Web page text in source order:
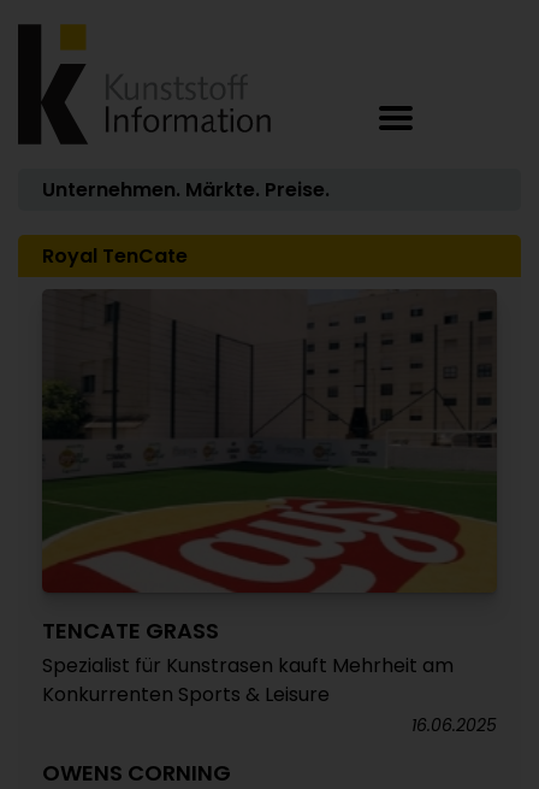
Unternehmen. Märkte. Preise.
Royal TenCate
TENCATE GRASS
Spezialist für Kunstrasen kauft Mehrheit am
Konkurrenten Sports & Leisure
16.06.2025
OWENS CORNING